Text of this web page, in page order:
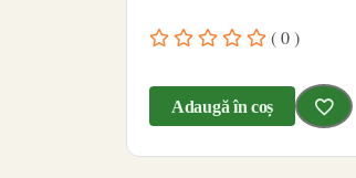
( 0 )
Adaugă în coș